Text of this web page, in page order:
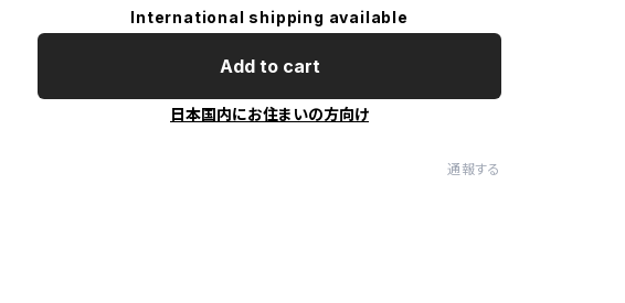
International shipping available
Add to cart
日本国内にお住まいの方向け
通報する